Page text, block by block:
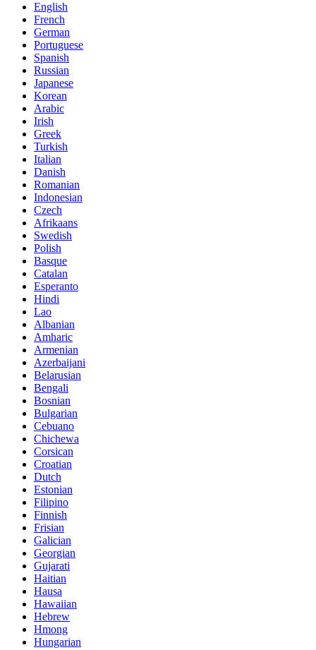
English
French
German
Portuguese
Spanish
Russian
Japanese
Korean
Arabic
Irish
Greek
Turkish
Italian
Danish
Romanian
Indonesian
Czech
Afrikaans
Swedish
Polish
Basque
Catalan
Esperanto
Hindi
Lao
Albanian
Amharic
Armenian
Azerbaijani
Belarusian
Bengali
Bosnian
Bulgarian
Cebuano
Chichewa
Corsican
Croatian
Dutch
Estonian
Filipino
Finnish
Frisian
Galician
Georgian
Gujarati
Haitian
Hausa
Hawaiian
Hebrew
Hmong
Hungarian